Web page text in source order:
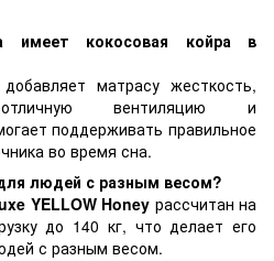
имеет кокосовая койра в
добавляет матрасу жесткость,
отличную вентиляцию и
поддерживать правильное
во время сна.
людей с разным весом?
YELLOW Honey рассчитан на
до 140 кг, что делает его
с разным весом.